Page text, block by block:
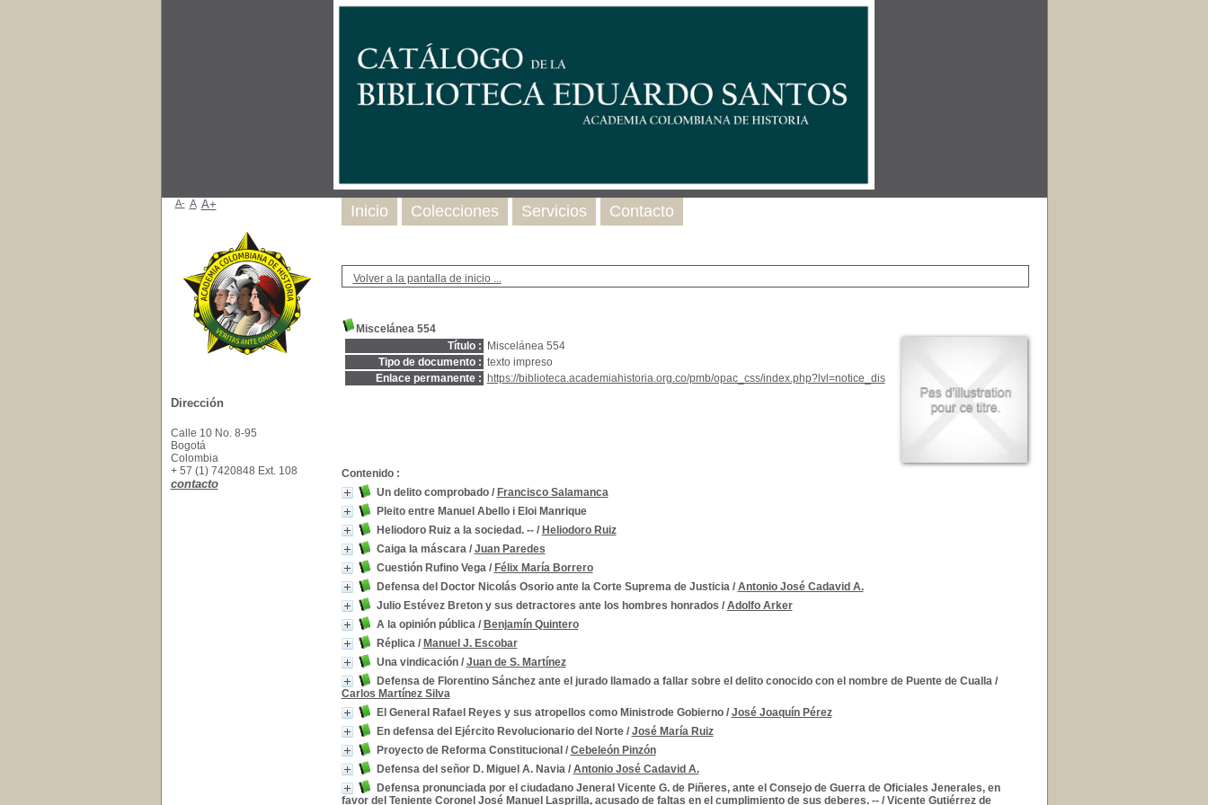
Volver a la pantalla de inicio ...
Miscelánea 554
Título :
Miscelánea 554
Tipo de documento : texto impreso
Enlace permanente :
https://biblioteca.academiahistoria.org.co/pmb/opac_css/index.php?lvl=notice_dis
Contenido :
Un delito comprobado/ Francisco Salamanca
Pleito entre Manuel Abello i Eloi Manrique
Heliodoro Ruiz a la sociedad. --/ Heliodoro Ruiz
Caiga la máscara/ Juan Paredes
Cuestión Rufino Vega/ Félix María Borrero
Defensa del Doctor Nicolás Osorio ante la Corte Suprema de Justicia/ Antonio José Cadavid A.
Julio Estévez Breton y sus detractores ante los hombres honrados / Adolfo Arker
A la opinión pública/ Benjamín Quintero
Réplica/ Manuel J. Escobar
Una vindicación/ Juan de S. Martínez
Defensa de Florentino Sánchez ante el jurado llamado a fallar sobre el delito conocido con el nombre de Puente de Cualla/
Carlos Martínez Silva
El General Rafael Reyes y sus atropellos como Ministrode Gobierno/ José Joaquín Pérez
En defensa del Ejército Revolucionario del Norte/ José María Ruiz
Proyecto de Reforma Constitucional / Cebeleón Pinzón
Defensa del señor D. Miguel A. Navia / Antonio José Cadavid A.
Defensa pronunciada por el ciudadano Jeneral Vicente G. de Piñeres, ante el Consejo de Guerra de Oficiales Jenerales, en
favor del Teniente Coronel José Manuel Lasprilla, acusado de faltas en el cumplimiento de sus deberes. --/ Vicente Gutiérrez de
Inicio Colecciones Servicios Contacto
A- A A+
Dirección
Calle 10 No. 8-95
Bogotá
Colombia
+ 57 (1) 7420848 Ext. 108
contacto